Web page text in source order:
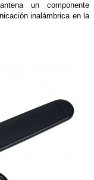
un componente
inalámbrica en la